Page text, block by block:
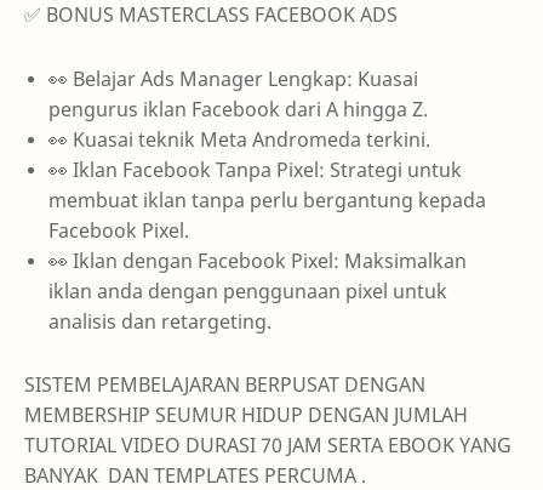
✅ BONUS MASTERCLASS FACEBOOK ADS
👀 Belajar Ads Manager Lengkap: Kuasai
pengurus iklan Facebook dari A hingga Z.
👀 Kuasai teknik Meta Andromeda terkini.
👀 Iklan Facebook Tanpa Pixel: Strategi untuk
membuat iklan tanpa perlu bergantung kepada
Facebook Pixel.
👀 Iklan dengan Facebook Pixel: Maksimalkan
iklan anda dengan penggunaan pixel untuk
analisis dan retargeting.
SISTEM PEMBELAJARAN BERPUSAT DENGAN
MEMBERSHIP SEUMUR HIDUP DENGAN JUMLAH
TUTORIAL VIDEO DURASI 70 JAM SERTA EBOOK YANG
BANYAK DAN TEMPLATES PERCUMA .